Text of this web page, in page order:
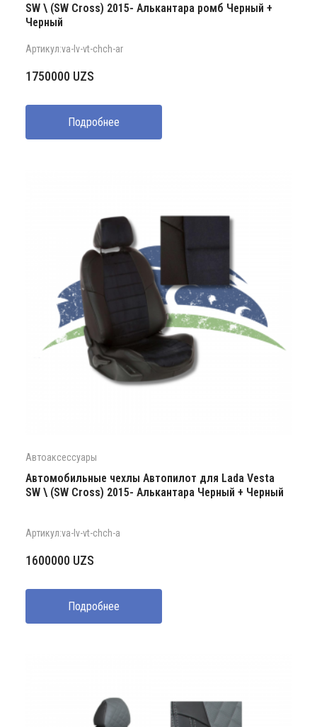
SW \ (SW Cross) 2015- Алькантара ромб Черный +
Черный
Артикул:va-lv-vt-chch-ar
1750000 UZS
Подробнее
Автоаксессуары
Автомобильные чехлы Автопилот для Lada Vesta
SW \ (SW Cross) 2015- Алькантара Черный + Черный
Артикул:va-lv-vt-chch-a
1600000 UZS
Подробнее